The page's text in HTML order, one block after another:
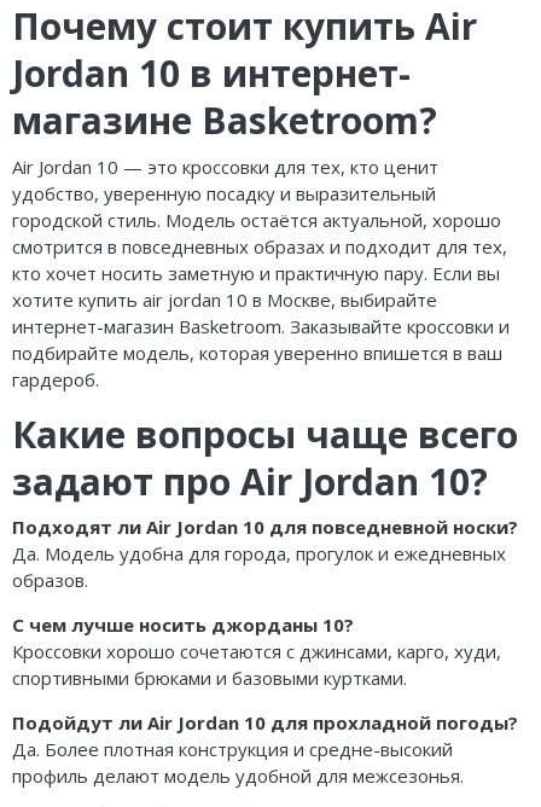
Почему стоит купить Air
Jordan 10 в интернет-
магазине Basketroom?
Air Jordan 10 — это кроссовки для тех, кто ценит
удобство, уверенную посадку и выразительный
городской стиль. Модель остаётся актуальной, хорошо
смотрится в повседневных образах и подходит для тех,
кто хочет носить заметную и практичную пару. Если вы
хотите купить air jordan 10 в Москве, выбирайте
интернет-магазин Basketroom. Заказывайте кроссовки и
подбирайте модель, которая уверенно впишется в ваш
гардероб.
Какие вопросы чаще всего
задают про Air Jordan 10?
Подходят ли Air Jordan 10 для повседневной носки?
Да. Модель удобна для города, прогулок и ежедневных
образов.
С чем лучше носить джорданы 10?
Кроссовки хорошо сочетаются с джинсами, карго, худи,
спортивными брюками и базовыми куртками.
Подойдут ли Air Jordan 10 для прохладной погоды?
Да. Более плотная конструкция и средне-высокий
профиль делают модель удобной для межсезонья.